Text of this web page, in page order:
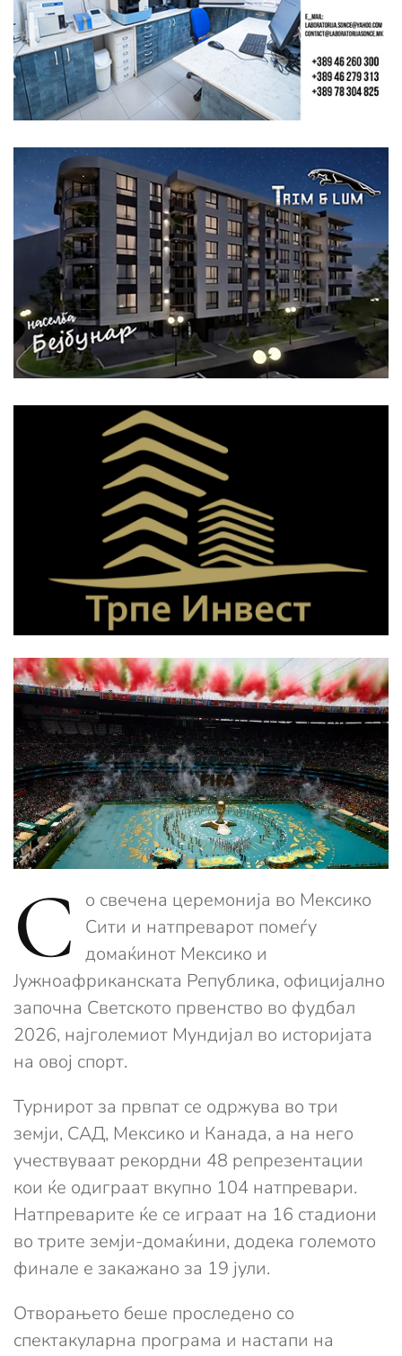
С
о свечена церемонија во Мексико
Сити и натпреварот помеѓу
домаќинот Мексико и
Јужноафриканската Република, официјално
започна Светското првенство во фудбал
2026, најголемиот Мундијал во историјата
на овој спорт.
Турнирот за првпат се одржува во три
земји, САД, Мексико и Канада, а на него
учествуваат рекордни 48 репрезентации
кои ќе одиграат вкупно 104 натпревари.
Натпреварите ќе се играат на 16 стадиони
во трите земји-домаќини, додека големото
финале е закажано за 19 јули.
Отворањето беше проследено со
спектакуларна програма и настапи на